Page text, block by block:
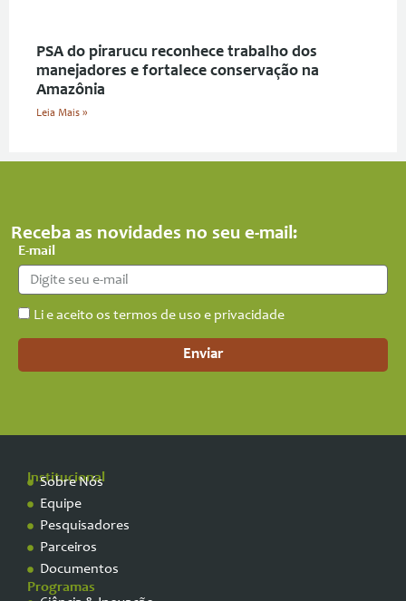
PSA do pirarucu reconhece trabalho dos
manejadores e fortalece conservação na
Amazônia
Leia Mais »
Receba as novidades no seu e-mail:
E-mail
Li e aceito os termos de uso e privacidade
Enviar
Institucional
Sobre Nós
Equipe
Pesquisadores
Parceiros
Documentos
Programas